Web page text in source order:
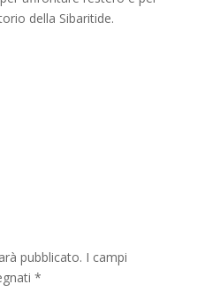
della Sibaritide.
pubblicato. I campi
*